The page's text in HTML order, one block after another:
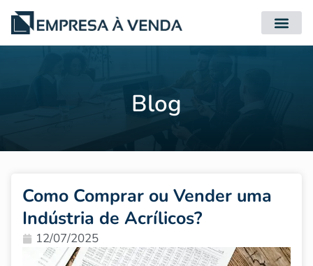
Blog
Como Comprar ou Vender uma
Indústria de Acrílicos?
12/07/2025